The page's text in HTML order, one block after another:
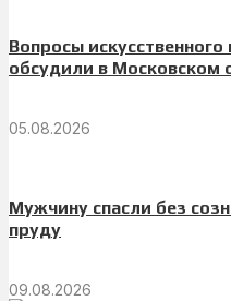
Вопросы
обсудили в Московском
05.08.2026
Мужчину спасли без
пруду
09.08.2026